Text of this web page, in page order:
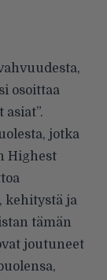
osoittaa
jotka
Highest
kehitystä ja
tämän
joutuneet